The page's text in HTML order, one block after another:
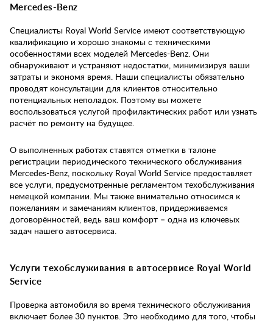
Mercedes-Benz
Специалисты Royal World Service имеют соответствующую
квалификацию и хорошо знакомы с техническими
особенностями всех моделей Mercedes-Benz. Они
обнаруживают и устраняют недостатки, минимизируя ваши
затраты и экономя время. Наши специалисты обязательно
проводят консультации для клиентов относительно
потенциальных неполадок. Поэтому вы можете
воспользоваться услугой профилактических работ или узнать
расчёт по ремонту на будущее.
О выполненных работах ставятся отметки в талоне
регистрации периодического технического обслуживания
Mercedes-Benz, поскольку Royal World Service предоставляет
все услуги, предусмотренные регламентом техобслуживания
немецкой компании. Мы также внимательно относимся к
пожеланиям и замечаниям клиентов, придерживаемся
договорённостей, ведь ваш комфорт – одна из ключевых
задач нашего автосервиса.
Услуги техобслуживания в автосервисе Royal World
Service
Проверка автомобиля во время технического обслуживания
включает более 30 пунктов. Это необходимо для того, чтобы